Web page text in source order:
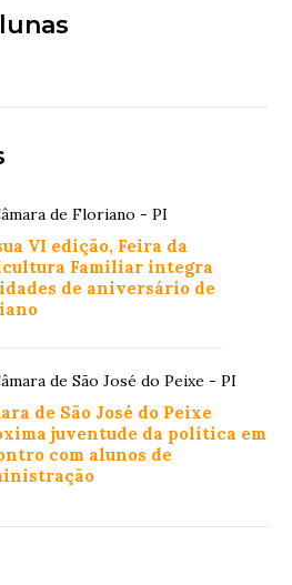
de Floriano - PI
VI edição, Feira da
Familiar integra
de aniversário de
de São José do Peixe - PI
de São José do Peixe
juventude da política em
com alunos de